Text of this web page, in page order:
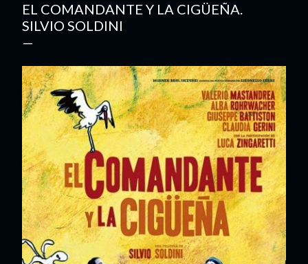
EL COMANDANTE Y LA CIGÜEÑA.
SILVIO SOLDINI